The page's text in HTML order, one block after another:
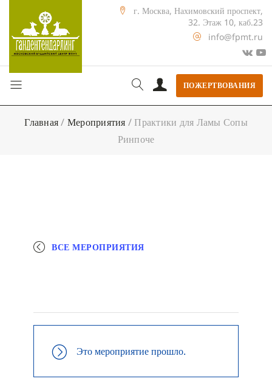
г. Москва, Нахимовский проспект,
32. Этаж 10, каб.23
info@fpmt.ru
ПОЖЕРТВОВАНИЯ
Главная/ Мероприятия / Практики для Ламы Сопы
Ринпоче
ВСЕ МЕРОПРИЯТИЯ
Это мероприятие прошло.